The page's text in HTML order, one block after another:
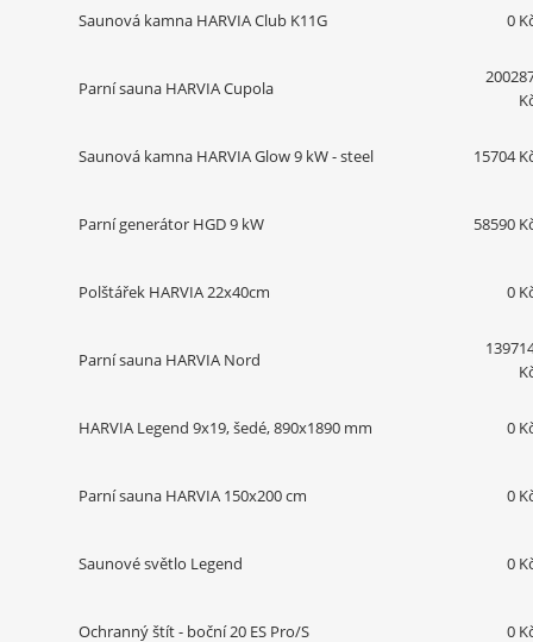
Saunová kamna HARVIA Club K11G 0
Parní sauna HARVIA Cupola
Saunová kamna HARVIA Glow 9 kW - steel 15704
Parní generátor HGD 9 kW 58590
Polštářek HARVIA 22x40cm 0
Parní sauna HARVIA Nord
HARVIA Legend 9x19, šedé, 890x1890 mm 0
Parní sauna HARVIA 150x200 cm 0
Saunové světlo Legend 0
Ochranný štít - boční 20 ES Pro/S 0